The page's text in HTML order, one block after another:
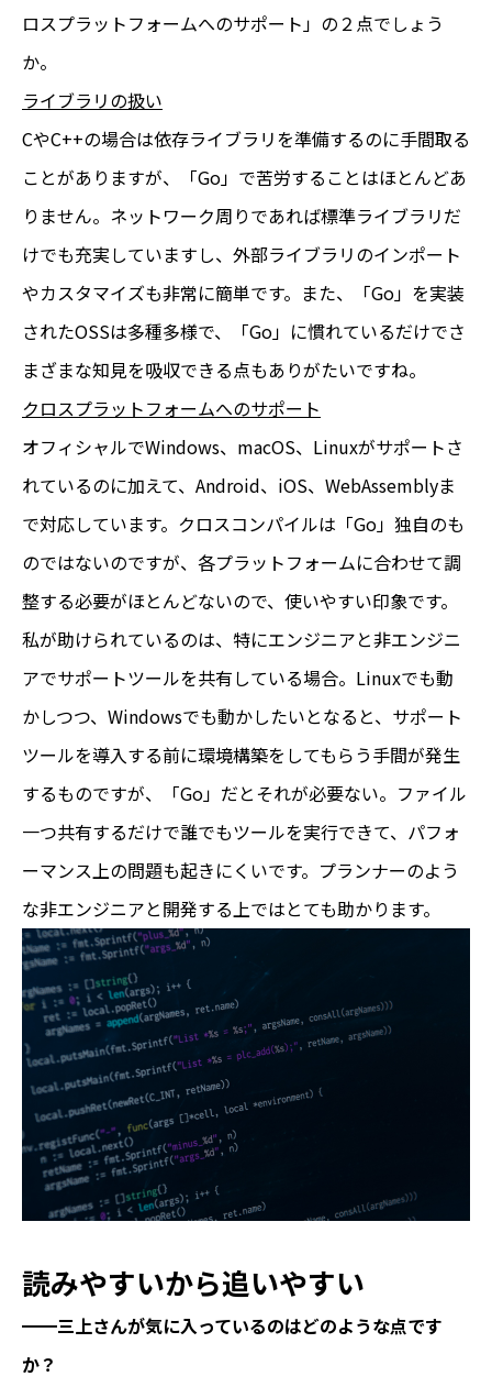
ロスプラットフォームへのサポート」の２点でしょう
か。
ライブラリの扱い
CやC++の場合は依存ライブラリを準備するのに手間取る
ことがありますが、「Go」で苦労することはほとんどあ
りません。ネットワーク周りであれば標準ライブラリだ
けでも充実していますし、外部ライブラリのインポート
やカスタマイズも非常に簡単です。また、「Go」を実装
されたOSSは多種多様で、「Go」に慣れているだけでさ
まざまな知見を吸収できる点もありがたいですね。
クロスプラットフォームへのサポート
オフィシャルでWindows、macOS、Linuxがサポートさ
れているのに加えて、Android、iOS、WebAssemblyま
で対応しています。クロスコンパイルは「Go」独自のも
のではないのですが、各プラットフォームに合わせて調
整する必要がほとんどないので、使いやすい印象です。
私が助けられているのは、特にエンジニアと非エンジニ
アでサポートツールを共有している場合。Linuxでも動
かしつつ、Windowsでも動かしたいとなると、サポート
ツールを導入する前に環境構築をしてもらう手間が発生
するものですが、「Go」だとそれが必要ない。ファイル
一つ共有するだけで誰でもツールを実行できて、パフォ
ーマンス上の問題も起きにくいです。プランナーのよう
な非エンジニアと開発する上ではとても助かります。
読みやすいから追いやすい
━━三上さんが気に入っているのはどのような点です
か？